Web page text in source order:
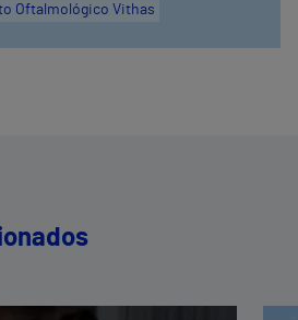
Oftalmológico Vithas